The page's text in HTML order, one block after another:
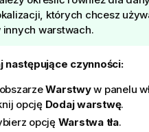
których chcesz
innych warstwach.
następujące czynności:
Warstwyw panelu
opcję Dodaj warstwę.
opcję Warstwa tła.